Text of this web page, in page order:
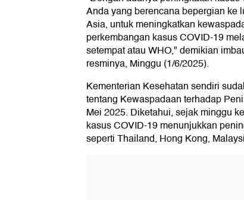
Anda yang berencana bepergian ke
Asia, untuk meningkatkan
perkembangan kasus COVID-19
setempat atau WHO," demikian
resminya, Minggu (1/6/2025).
Kementerian Kesehatan sendiri
tentang Kewaspadaan terhadap
Mei 2025. Diketahui, sejak minggu
kasus COVID-19 menunjukkan
seperti Thailand, Hong Kong,